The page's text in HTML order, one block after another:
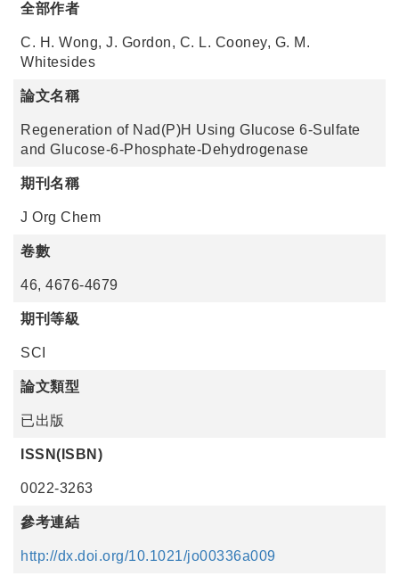
全部作者
C. H. Wong, J. Gordon, C. L. Cooney, G. M.
Whitesides
論文名稱
Regeneration of Nad(P)H Using Glucose 6-Sulfate
and Glucose-6-Phosphate-Dehydrogenase
期刊名稱
J Org Chem
卷數
46, 4676-4679
期刊等級
SCI
論文類型
已出版
ISSN(ISBN)
0022-3263
參考連結
http://dx.doi.org/10.1021/jo00336a009